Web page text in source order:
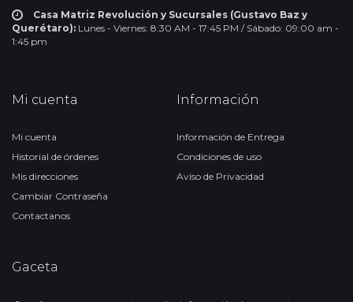
Casa Matriz Revolución y Sucursales (Gustavo Baz y
Querétaro): Lunes - Viernes: 8:30 AM - 17:45 PM / Sábado: 09:00 am -
1:45 pm
Mi cuenta
Mi cuenta
Historial de órdenes
Mis direcciones
Cambiar Contraseña
Contactanos
Información
Información de Entrega
Condiciones de uso
Aviso de Privacidad
Gaceta